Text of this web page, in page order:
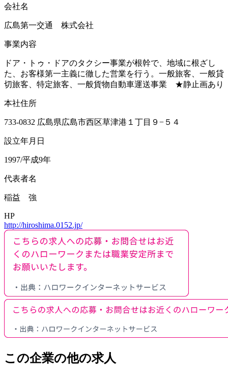
会社名
広島第一交通 株式会社
事業内容
ドア・トゥ・ドアのタクシー事業が根幹で、地域に根ざし
た、お客様第一主義に徹した営業を行う。一般旅客、一般貸
切旅客、特定旅客、一般貨物自動車運送事業 ★静止画あり
本社住所
733-0832 広島県広島市西区草津港１丁目９−５４
設立年月日
1997/平成9年
代表者名
稲益 強
HP
http://hiroshima.0152.jp/
この企業の他の求人